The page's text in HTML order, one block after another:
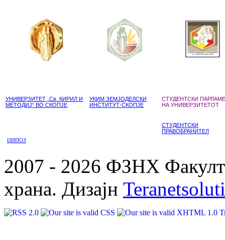
УНИВЕРЗИТЕТ „Св. КИРИЛ И
МЕТОДИЈ“ ВО СКОПЈЕ
УКИМ ЗЕМЈОДЕЛСКИ
ИНСТИТУТ-СКОПЈЕ
СТУДЕНТСКИ
НА УНИВЕРЗИТЕТОТ
СТУДЕНТСКИ
ПРАВОБРАНИТЕЛ
ЦИПОЗ
2007 - 2026 ФЗНХ
храна. Дизајн